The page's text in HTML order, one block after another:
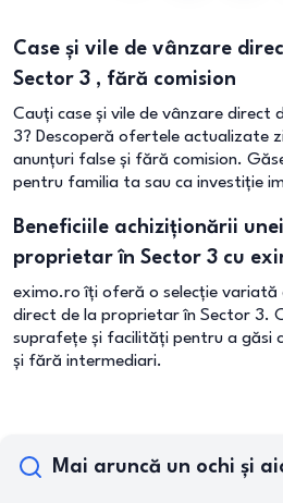
Case și vile de vânzare
Sector 3 , fără comision
Cauți case și vile de vânzare direct
3? Descoperă ofertele actualizate
anunțuri false și fără comision.
pentru familia ta sau ca investiție
Beneficiile achiziționării
proprietar în Sector 3 cu
eximo.ro îți oferă o selecție variată
direct de la proprietar în Sector 3.
suprafețe și facilități pentru a găsi
și fără intermediari.
Mai aruncă un ochi și